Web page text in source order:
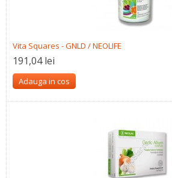
Vita Squares - GNLD / NEOLIFE
191,04 lei
Adauga in cos